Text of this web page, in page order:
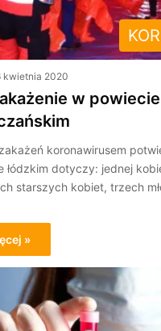
kwietnia 2020
w powiecie
koronawirusem
łódzkim dotyczy: jednej
starszych kobiet, trzech
»